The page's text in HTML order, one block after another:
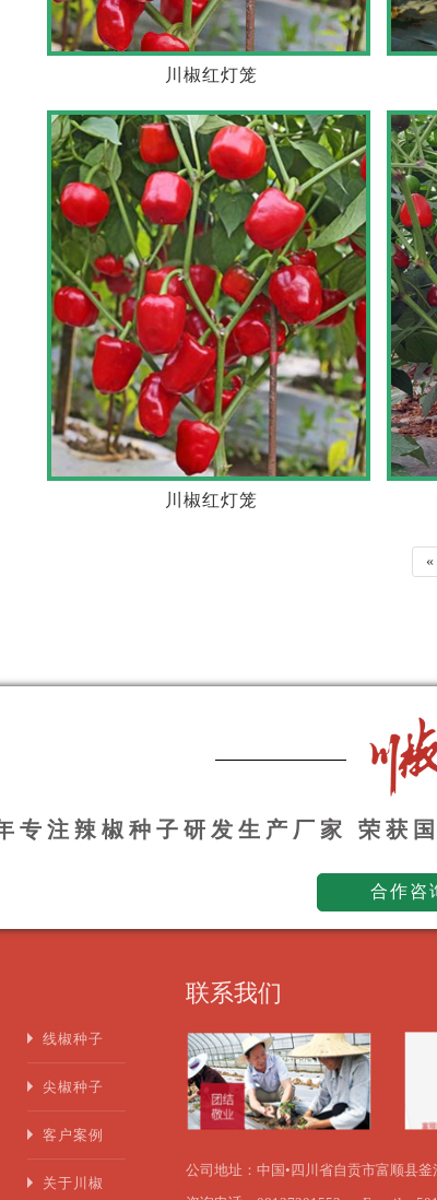
川椒红灯笼
川椒红灯笼
«
专注辣椒种子研发生产厂家 荣获
合作咨
线椒种子
尖椒种子
客户案例
关于川椒
联系我们
公司地址：中国•四川省自贡市富顺县